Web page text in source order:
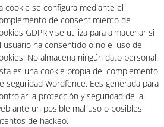
cookie se configura mediante el
de consentimiento de
GDPR y se utiliza para almacenar si
usuario ha consentido o no el uso de
No almacena ningún dato personal.
es una cookie propia del complemento
seguridad Wordfence. Ees generada para
la protección y seguridad de la
ante un posible mal uso o posibles
de hackeo.